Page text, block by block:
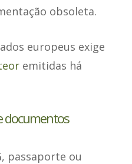
obsoleta.
europeus exige
emitidas há
documentos
passaporte ou